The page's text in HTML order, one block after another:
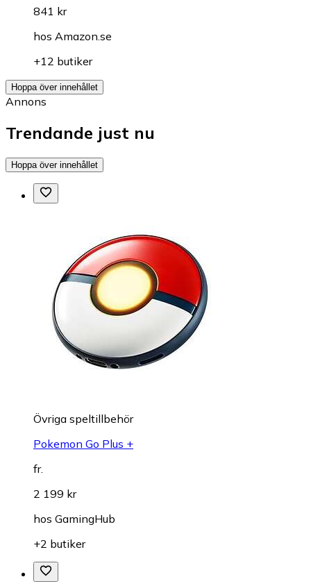
841 kr
hos Amazon.se
+12 butiker
Hoppa över innehållet
Annons
Trendande just nu
Hoppa över innehållet
Övriga speltillbehör
Pokemon Go Plus +
fr.
2 199 kr
hos GamingHub
+2 butiker